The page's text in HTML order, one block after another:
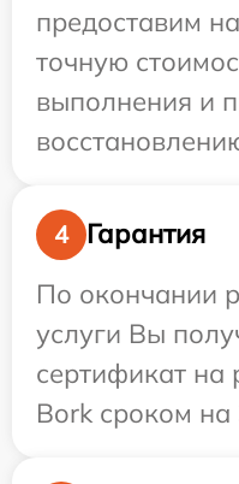
предоставим
точную
выполнения и
4
Гарантия
По окончании
услуги Вы
сертификат на
Bork сроком на